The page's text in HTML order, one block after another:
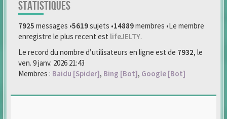
STATISTIQUES
7925 messages •5619sujets •14889membres •Le membre
enregistre le plus recent est lifeJELTY.
Le record du nombre d’utilisateurs en ligne est de 7932, le
ven. 9 janv. 2026 21:43
Membres : Baidu [Spider], Bing [Bot], Google [Bot]